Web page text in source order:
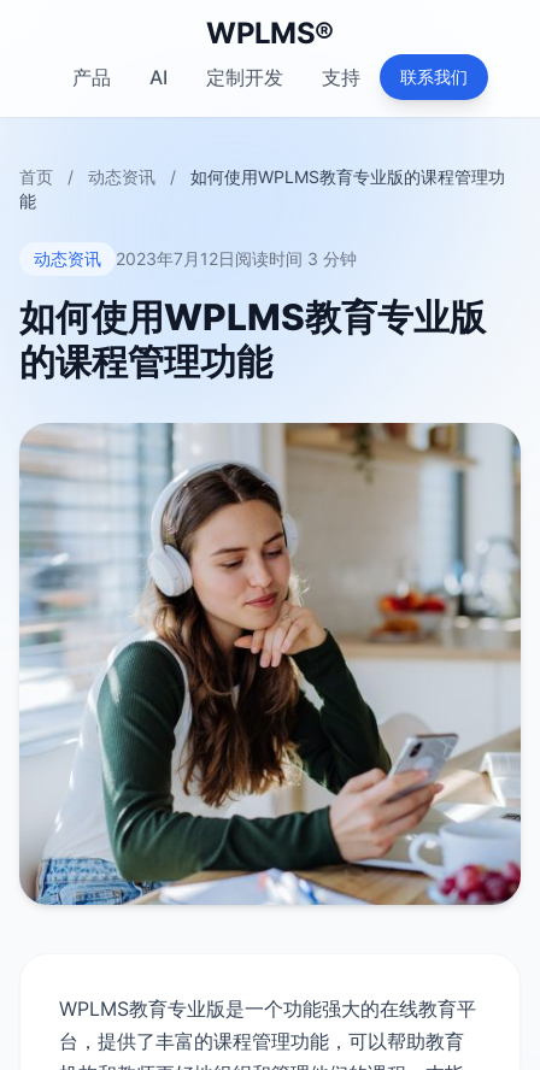
WPLMS®
产品 AI 定制开发 支持 联系我们
首页 / 动态资讯 /
如何使用WPLMS教育专业版的课程管理功
能
动态资讯 2023年7月12日阅读时间 3 分钟
如何使用WPLMS教育专业版
的课程管理功能
WPLMS教育专业版是一个功能强大的在线教育平
台，提供了丰富的课程管理功能，可以帮助教育